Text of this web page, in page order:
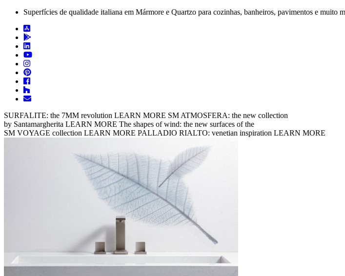
Superfícies de qualidade italiana em Mármore e Quartzo para cozinhas, banheiros, pavimentos e muito
SURFALITE: the 7MM revolution LEARN MORE SM ATMOSFERA: the new collection
by Santamargherita LEARN MORE The shapes of wind: the new surfaces of the
SM VOYAGE collection LEARN MORE PALLADIO RIALTO: venetian inspiration LEARN MORE